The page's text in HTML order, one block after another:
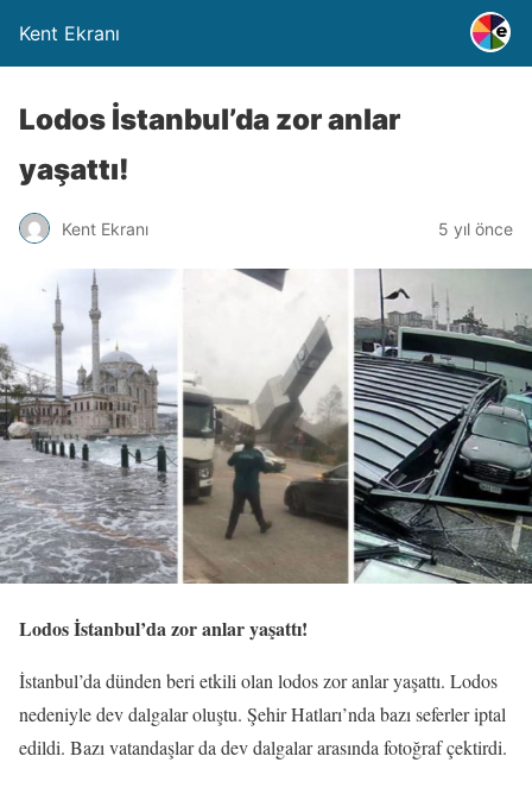
Kent Ekranı
Lodos İstanbul’da zor anlar
yaşattı!
Kent Ekranı 5 yıl önce
Lodos İstanbul’da zor anlar yaşattı!
İstanbul’da dünden beri etkili olan lodos zor anlar yaşattı. Lodos
nedeniyle dev dalgalar oluştu. Şehir Hatları’nda bazı seferler iptal
edildi. Bazı vatandaşlar da dev dalgalar arasında fotoğraf çektirdi.